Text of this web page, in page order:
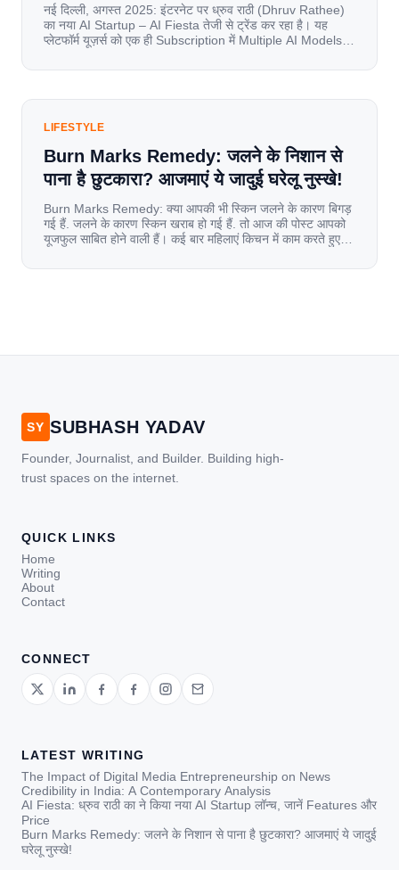
नई दिल्ली, अगस्त 2025: इंटरनेट पर ध्रुव राठी (Dhruv Rathee)
का नया AI Startup – AI Fiesta तेजी से ट्रेंड कर रहा है। यह
प्लेटफॉर्म यूज़र्स को एक ही Subscription में Multiple AI Models
यूज़र्स का जबरदस्त रिस्पॉन्स लॉन्च के तुरंत […]
LIFESTYLE
Burn Marks Remedy: जलने के निशान से
पाना है छुटकारा? आजमाएं ये जादुई घरेलू नुस्खे!
Burn Marks Remedy: क्या आपकी भी स्किन जलने के कारण बिगड़
गई हैं. जलने के कारण स्किन खराब हो गई हैं. तो आज की पोस्ट आपको
यूजफुल साबित होने वाली हैं। कई बार महिलाएं किचन में काम करते हुए
[…]
SY SUBHASH YADAV
Founder, Journalist, and Builder. Building high-
trust spaces on the internet.
QUICK LINKS
Home
Writing
About
Contact
CONNECT
LATEST WRITING
The Impact of Digital Media Entrepreneurship on News
Credibility in India: A Contemporary Analysis
AI Fiesta: ध्रुव राठी का ने किया नया AI Startup लॉन्च, जानें Features और
Price
Burn Marks Remedy: जलने के निशान से पाना है छुटकारा? आजमाएं ये जादुई
घरेलू नुस्खे!